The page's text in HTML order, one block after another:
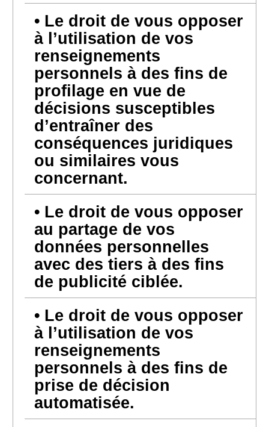
Le droit de vous opposer
à l’utilisation de vos
renseignements
personnels à des fins de
profilage en vue de
décisions susceptibles
d’entraîner des
conséquences juridiques
ou similaires vous
concernant.
Le droit de vous opposer
au partage de vos
données personnelles
avec des tiers à des fins
de publicité ciblée.
Le droit de vous opposer
à l’utilisation de vos
renseignements
personnels à des fins de
prise de décision
automatisée.